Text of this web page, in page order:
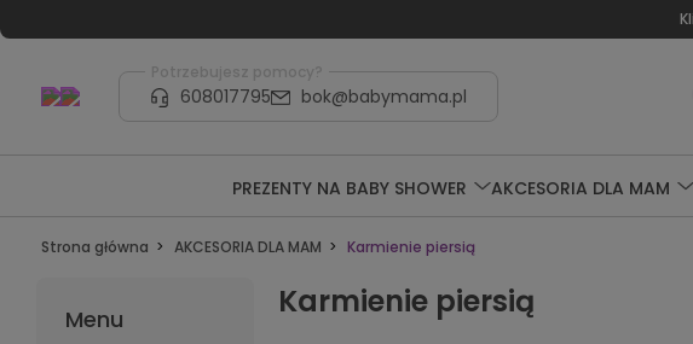
Potrzebujesz pomocy?
608017795 bok@babymama.pl
PREZENTY NA BABY SHOWER AKCESORIA DLA MAM
Strona główna AKCESORIA DLA MAM Karmienie piersią
Menu Karmienie piersią